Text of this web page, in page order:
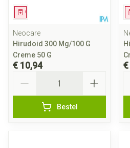
Geneesmiddel
Neocare
Hirudoid 300 Mg/100 G
Creme 50 G
€ 10,94
Bestel